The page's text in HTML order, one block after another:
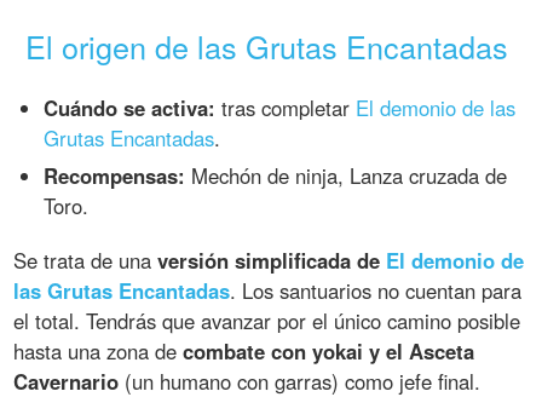
El origen de las Grutas Encantadas
Cuándo se activa: tras completar El demonio de las
Grutas Encantadas.
Recompensas: Mechón de ninja, Lanza cruzada de
Toro.
Se trata de unaversión simplificada de El demonio de
las Grutas Encantadas. Los santuarios no cuentan para
el total. Tendrás que avanzar por el único camino posible
hasta una zona decombate con yokai y el Asceta
Cavernario (un humano con garras) como jefe final.